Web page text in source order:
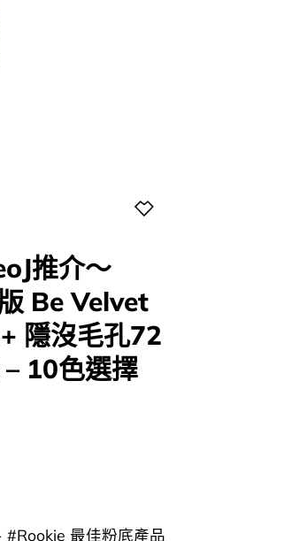
推介～
Be Velvet
隱沒毛孔72
10色選擇
最佳粉底產品